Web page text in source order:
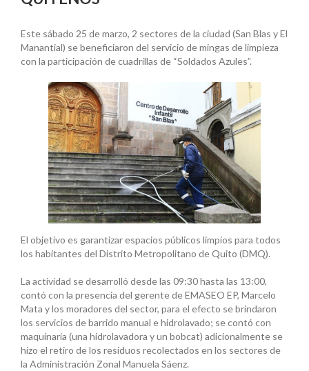
Este sábado 25 de marzo, 2 sectores de la ciudad (San Blas y El
Manantial) se beneficiaron del servicio de mingas de limpieza
con la participación de cuadrillas de “Soldados Azules”.
El objetivo es garantizar espacios públicos limpios para todos
los habitantes del Distrito Metropolitano de Quito (DMQ).
La actividad se desarrolló desde las 09:30 hasta las 13:00,
contó con la presencia del gerente de EMASEO EP, Marcelo
Mata y los moradores del sector, para el efecto se brindaron
los servicios de barrido manual e hidrolavado; se contó con
maquinaria (una hidrolavadora y un bobcat) adicionalmente se
hizo el retiro de los residuos recolectados en los sectores de
la Administración Zonal Manuela Sáenz.